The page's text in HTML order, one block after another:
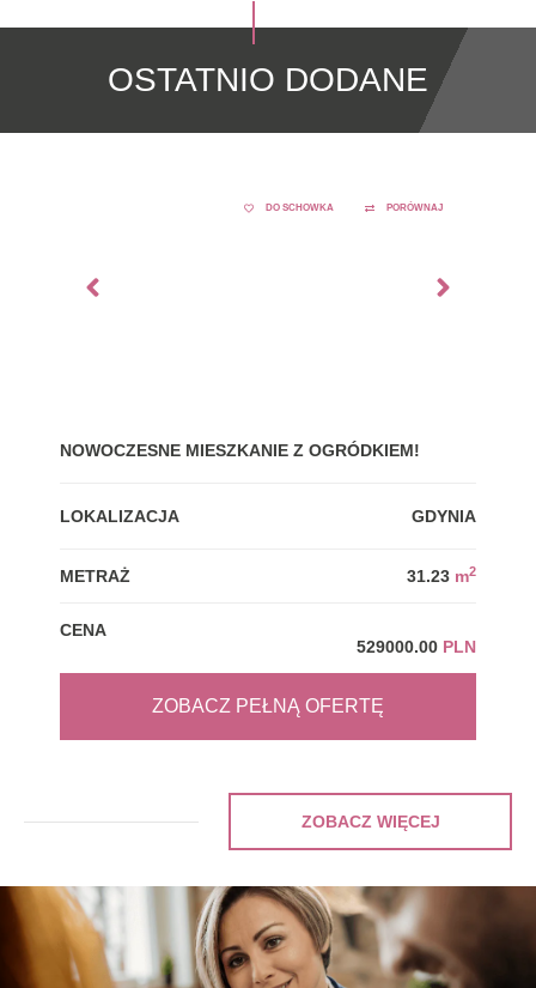
OSTATNIO DODANE
DO SCHOWKA PORÓWNAJ
NOWOCZESNE MIESZKANIE Z OGRÓDKIEM!
LOKALIZACJA GDYNIA
METRAŻ 31.23 m2
CENA
529000.00 PLN
ZOBACZ PEŁNĄ OFERTĘ
ZOBACZ WIĘCEJ